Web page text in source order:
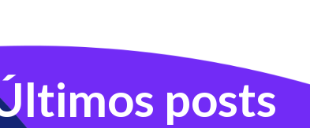
posts